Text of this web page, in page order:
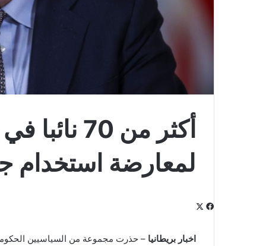
أكثر من
لمعارضة استخدام
فيسبوك
اخبار بريطانيا – حذرت مجموعة من السياسيين